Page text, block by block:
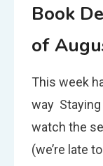
Book
of
This week
way Staying
watch the
(we’re late